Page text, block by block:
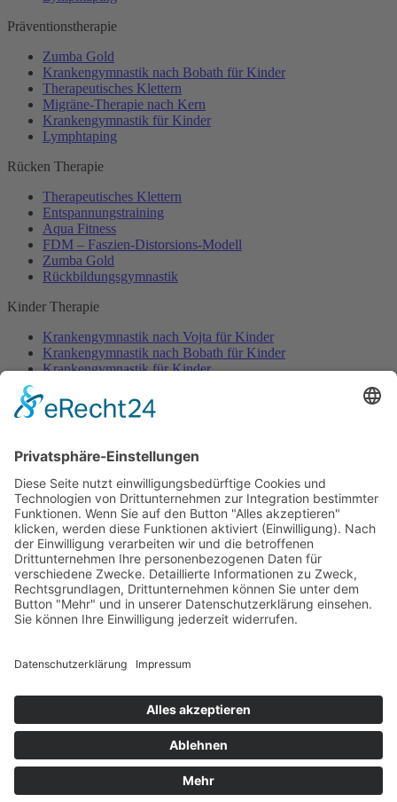
Präventionstherapie
Zumba Gold
Krankengymnastik nach Bobath für Kinder
Therapeutisches Klettern
Migräne-Therapie nach Kern
Krankengymnastik für Kinder
Lymphtaping
Rücken Therapie
Therapeutisches Klettern
Entspannungstraining
Aqua Fitness
FDM – Faszien-Distorsions-Modell
Zumba Gold
Rückbildungsgymnastik
Kinder Therapie
Krankengymnastik nach Vojta für Kinder
Krankengymnastik nach Bobath für Kinder
Krankengymnastik für Kinder
Therapeuten
Kontakt
Sponsoring
Potsdamer Adventsturmblasen
Gutscheine
Impressum
Datenschutz
Alle auf dieser Webseite genannten Behandlungen & Methoden